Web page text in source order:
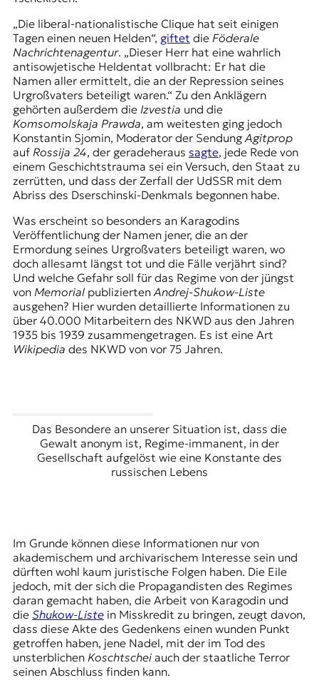
r
n
a
l
s
m
u
s
u
n
d
M
e
d
e
n
k
o
m
p
e
t
p
a
.
„Die liberal-nationalistische Clique hat seit einigen
Tagen einen neuen Helden“, giftet die Föderale
Nachrichtenagentur. „Dieser Herr hat eine wahrlich
antisowjetische Heldentat vollbracht: Er hat die
Namen aller ermittelt, die an der Repression seines
Urgroßvaters beteiligt waren.“ Zu den Anklägern
gehörten außerdem die Izvestia und die
Komsomolskaja Prawda, am weitesten ging jedoch
Konstantin Sjomin, Moderator der SendungAgitprop
auf Rossija 24, der geradeheraus sagte, jede Rede von
einem Geschichtstrauma sei ein Versuch, den Staat zu
zerrütten, und dass der Zerfall der UdSSR mit dem
Abriss des Dserschinski-Denkmals begonnen habe.
Was erscheint so besonders an Karagodins
Veröffentlichung der Namen jener, die an der
Ermordung seines Urgroßvaters beteiligt waren, wo
doch allesamt längst tot und die Fälle verjährt sind?
Und welche Gefahr soll für das Regime von der jüngst
von MemorialpubliziertenAndrej-Shukow-Liste
ausgehen? Hier wurden detaillierte Informationen zu
über 40.000 Mitarbeitern des NKWDaus den Jahren
1935 bis 1939 zusammengetragen. Es ist eine Art
Wikipedia des NKWD von vor 75 Jahren.
Das Besondere an unserer Situation ist, dass die
Gewalt anonym ist, Regime-immanent, in der
Gesellschaft aufgelöst wie eine Konstante des
russischen Lebens
Im Grunde können diese Informationen nur von
akademischem und archivarischem Interesse sein und
dürften wohl kaum juristische Folgen haben. Die Eile
jedoch, mit der sich die Propagandisten des Regimes
daran gemacht haben, die Arbeit von Karagodin und
die Shukow-Listein Misskredit zu bringen, zeugt davon,
dass diese Akte des Gedenkens einen wunden Punkt
getroffen haben, jene Nadel, mit der im Tod des
unsterblichen Koschtscheiauch der staatliche Terror
seinen Abschluss finden kann.